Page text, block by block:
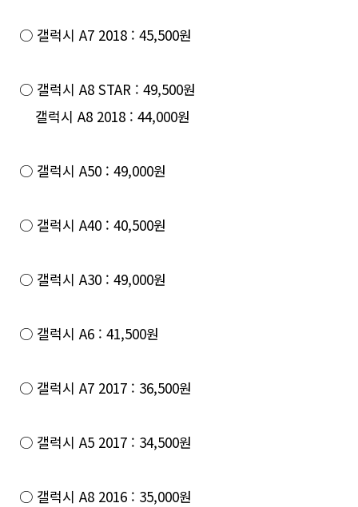
○ 갤럭시 A7 2018 : 45,500원
○ 갤럭시 A8 STAR : 49,500원
갤럭시 A8 2018 : 44,000원
○ 갤럭시 A50 : 49,000원
○ 갤럭시 A40 : 40,500원
○ 갤럭시 A30 : 49,000원
○ 갤럭시 A6 : 41,500원
○ 갤럭시 A7 2017 : 36,500원
○ 갤럭시 A5 2017 : 34,500원
○ 갤럭시 A8 2016 : 35,000원